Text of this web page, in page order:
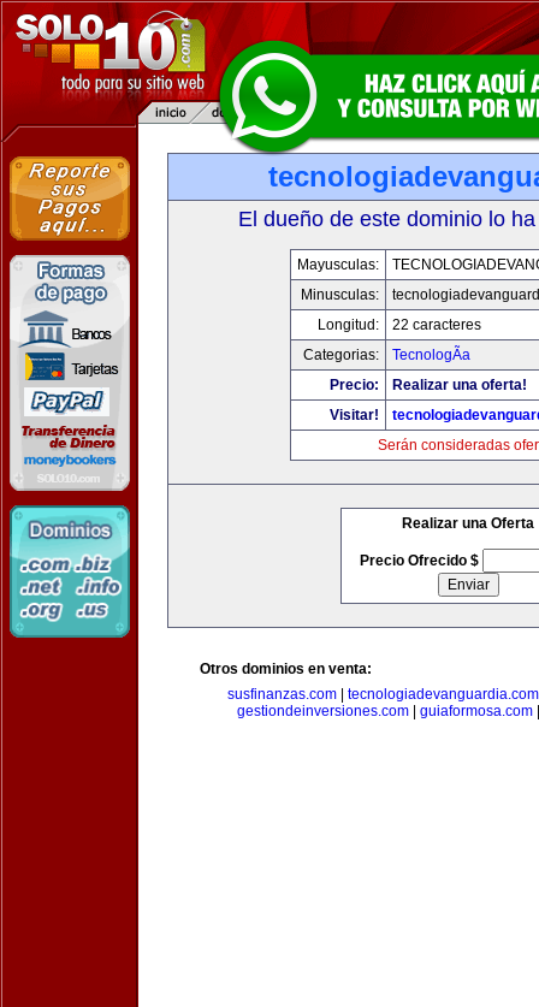
El dueño de este dominio lo
Mayusculas:
Minusculas:
Longitud:
22 caracteres
Categorias:
TecnologÃ­a
Precio:
Realizar una oferta!
Visitar!
Serán consideradas
Realizar una Oferta
Precio Ofrecido $
Otros dominios en venta:
susfinanzas.com| tecnologiadevanguardia.com
gestiondeinversiones.com| guiaformosa.com